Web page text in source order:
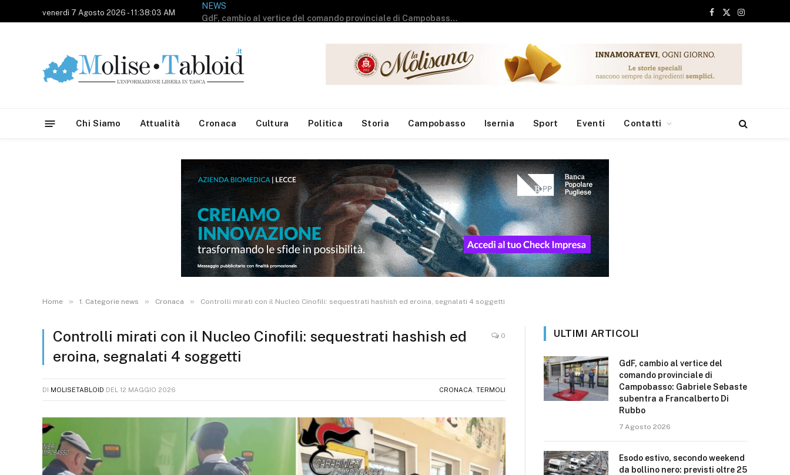
venerdì 7 Agosto 2026 - 11:38:03 AM NEWS
Facebook
X
Instagram
Chi Siamo Attualità Cronaca Cultura Politica Storia Campobasso Isernia Sport Eventi Contatti
Home » 1. Categorie news » Cronaca » Controlli mirati con il Nucleo Cinofili: sequestrati hashish ed eroina, segnalati 4 soggetti
Controlli mirati con il Nucleo Cinofili: sequestrati hashish ed
eroina, segnalati 4 soggetti
0
DI MOLISETABLOID DEL 12 MAGGIO 2026 CRONACA TERMOLI
ULTIMI ARTICOLI
GdF, cambio al vertice del
comando provinciale di
Campobasso: Gabriele Sebaste
subentra a Francalberto Di
Rubbo
7 Agosto 2026
Esodo estivo, secondo weekend
da bollino nero: previsti oltre 25